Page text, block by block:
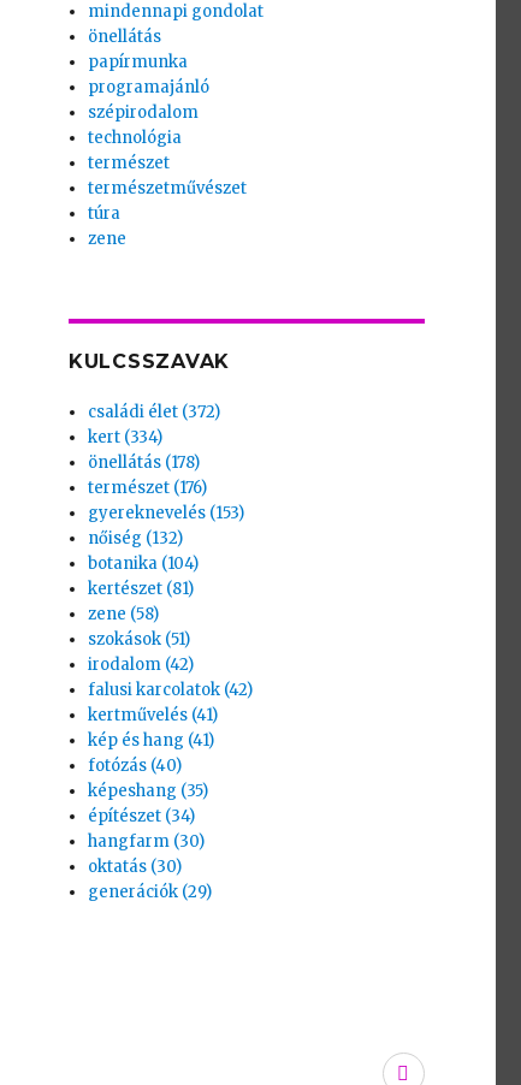
mindennapi gondolat
önellátás
papírmunka
programajánló
szépirodalom
technológia
természet
természetművészet
túra
zene
KULCSSZAVAK
családi élet (372)
kert (334)
önellátás (178)
természet (176)
gyereknevelés (153)
nőiség (132)
botanika (104)
kertészet (81)
zene (58)
szokások (51)
irodalom (42)
falusi karcolatok (42)
kertművelés (41)
kép és hang (41)
fotózás (40)
képeshang (35)
építészet (34)
hangfarm (30)
oktatás (30)
generációk (29)